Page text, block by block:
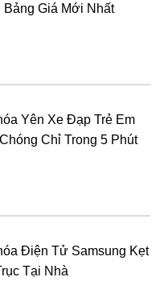
Giá Mới Nhất
Yên Xe Đạp Trẻ Em
Chỉ Trong 5 Phút
Điện Tử Samsung Kẹt
Tại Nhà